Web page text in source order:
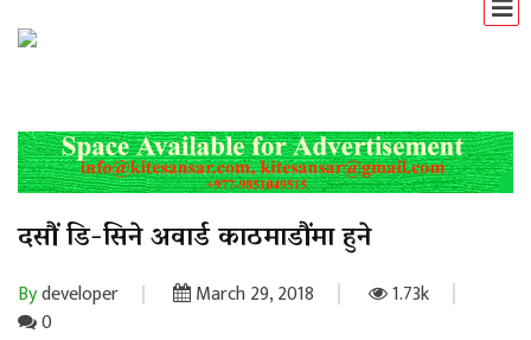
दसौं डि-सिने अवार्ड काठमाडौंमा हुने
Bydeveloper March 29, 2018
1.73k
0